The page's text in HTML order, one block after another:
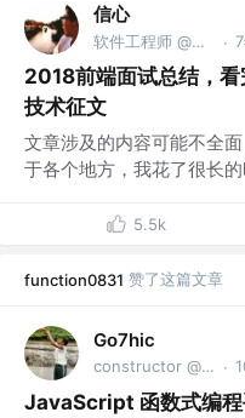
信心
软件工程师 @杭州麦壳麦粒有限公司 ·
2018前端面试总结，
技术征文
文章涉及的内容可能不全
于各个地方，我花了很长
5.5k
function0831 赞了这篇文章
Go7hic
constructor @猪厂 ·
JavaScript 函数式编